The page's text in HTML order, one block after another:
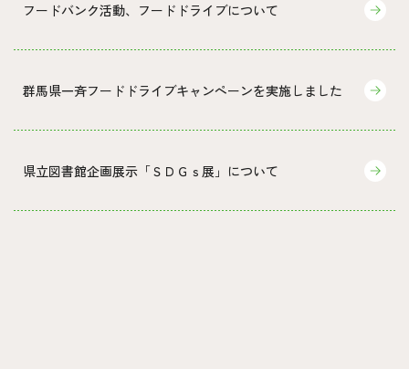
フードバンク活動、フードドライブについて
群馬県一斉フードドライブキャンペーンを実施しました
県立図書館企画展示「ＳＤＧｓ展」について